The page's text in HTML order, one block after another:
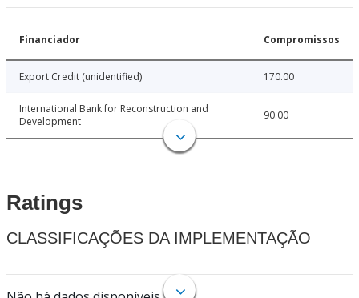
Financiador Compromissos
Export Credit (unidentified) 170.00
International Bank for Reconstruction and
Development
90.00
Ratings
CLASSIFICAÇÕES DA IMPLEMENTAÇÃO